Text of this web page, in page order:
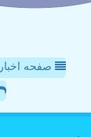
صفحه اخبار